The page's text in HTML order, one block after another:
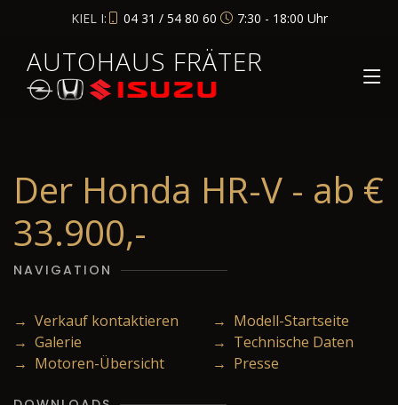
KIEL I: 04 31 / 54 80 60 7:30 - 18:00 Uhr
AUTOHAUS FRÄTER
Der Honda HR-V - ab €
33.900,-
NAVIGATION
→ Verkauf kontaktieren
→ Modell-Startseite
→ Galerie
→ Technische Daten
→ Motoren-Übersicht
→ Presse